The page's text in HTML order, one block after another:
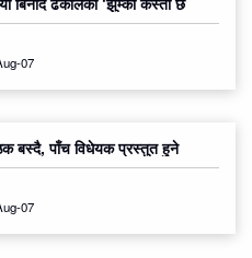
07
बस्दै, पाँच विधेयक प्रस्तुत हुने
07